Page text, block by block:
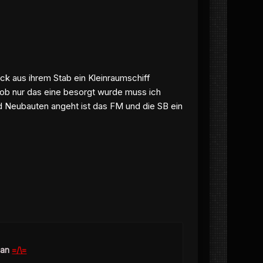
aus ihrem Stab ein Kleinraumschiff
nur das eine besorgt wurde muss ich
angeht ist das FM und die SB ein
=/\=